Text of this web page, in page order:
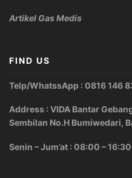
Artikel Gas Medis
FIND US
Telp/WhatssApp : 0816 146
Address : VIDA Bantar
Sembilan No.H Bumiwedari,
Senin – Jum’at : 08:00 –